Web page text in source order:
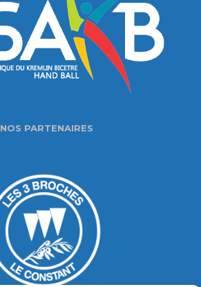
NOS PARTENAIRES